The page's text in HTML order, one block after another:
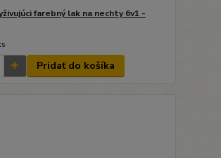
farebný lak na nechty 6v1 -
Pridať do košíka